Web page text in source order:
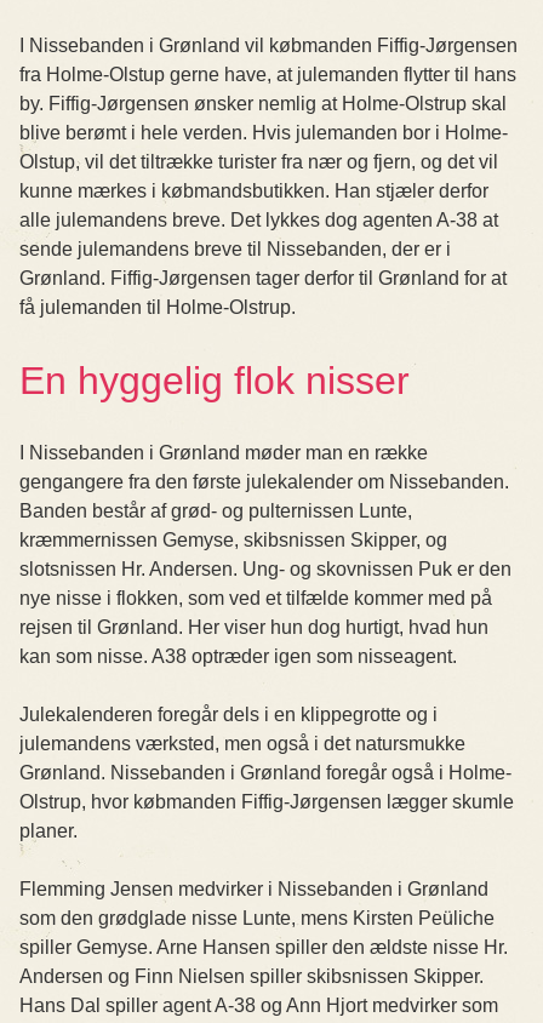
I Nissebanden i Grønland vil købmanden Fiffig-Jørgensen
fra Holme-Olstup gerne have, at julemanden flytter til hans
by. Fiffig-Jørgensen ønsker nemlig at Holme-Olstrup skal
blive berømt i hele verden. Hvis julemanden bor i Holme-
Olstup, vil det tiltrække turister fra nær og fjern, og det vil
kunne mærkes i købmandsbutikken. Han stjæler derfor
alle julemandens breve. Det lykkes dog agenten A-38 at
sende julemandens breve til Nissebanden, der er i
Grønland. Fiffig-Jørgensen tager derfor til Grønland for at
få julemanden til Holme-Olstrup.
En hyggelig flok nisser
I Nissebanden i Grønland møder man en række
gengangere fra den første julekalender om Nissebanden.
Banden består af grød- og pulternissen Lunte,
kræmmernissen Gemyse, skibsnissen Skipper, og
slotsnissen Hr. Andersen. Ung- og skovnissen Puk er den
nye nisse i flokken, som ved et tilfælde kommer med på
rejsen til Grønland. Her viser hun dog hurtigt, hvad hun
kan som nisse. A38 optræder igen som nisseagent.
Julekalenderen foregår dels i en klippegrotte og i
julemandens værksted, men også i det natursmukke
Grønland. Nissebanden i Grønland foregår også i Holme-
Olstrup, hvor købmanden Fiffig-Jørgensen lægger skumle
planer.
Flemming Jensen medvirker i Nissebanden i Grønland
som den grødglade nisse Lunte, mens Kirsten Peüliche
spiller Gemyse. Arne Hansen spiller den ældste nisse Hr.
Andersen og Finn Nielsen spiller skibsnissen Skipper.
Hans Dal spiller agent A-38 og Ann Hjort medvirker som